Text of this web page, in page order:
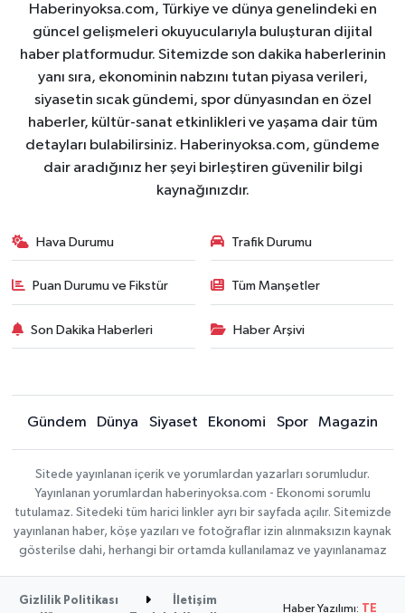
Haberinyoksa.com, Türkiye ve dünya genelindeki en
güncel gelişmeleri okuyucularıyla buluşturan dijital
haber platformudur. Sitemizde son dakika haberlerinin
yanı sıra, ekonominin nabzını tutan piyasa verileri,
siyasetin sıcak gündemi, spor dünyasından en özel
haberler, kültür-sanat etkinlikleri ve yaşama dair tüm
detayları bulabilirsiniz. Haberinyoksa.com, gündeme
dair aradığınız her şeyi birleştiren güvenilir bilgi
kaynağınızdır.
Hava Durumu Trafik Durumu
Puan Durumu ve Fikstür Tüm Manşetler
Son Dakika Haberleri Haber Arşivi
Gündem Dünya Siyaset Ekonomi Spor Magazin
Sitede yayınlanan içerik ve yorumlardan yazarları sorumludur.
Yayınlanan yorumlardan haberinyoksa.com - Ekonomi sorumlu
tutulamaz. Sitedeki tüm harici linkler ayrı bir sayfada açılır. Sitemizde
yayınlanan haber, köşe yazıları ve fotoğraflar izin alınmaksızın kaynak
gösterilse dahi, herhangi bir ortamda kullanılamaz ve yayınlanamaz
Gizlilik Politikası
İletişim
Haber Yazılımı: TE